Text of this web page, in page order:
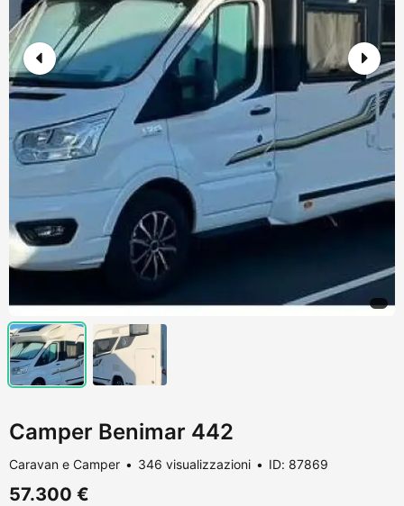
Camper Benimar 442
Caravan e Camper 346 visualizzazioni ID: 87869
57.300 €